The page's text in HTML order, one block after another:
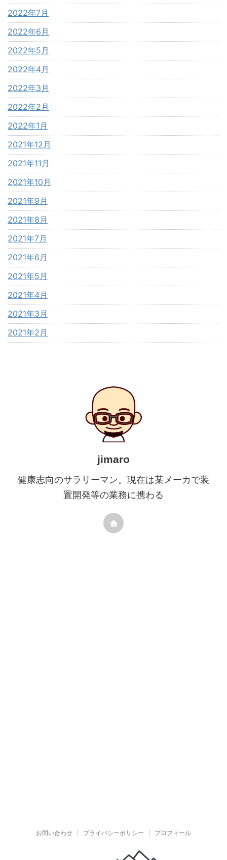
2022年7月
2022年6月
2022年5月
2022年4月
2022年3月
2022年2月
2022年1月
2021年12月
2021年11月
2021年10月
2021年9月
2021年8月
2021年7月
2021年6月
2021年5月
2021年4月
2021年3月
2021年2月
jimaro
健康志向のサラリーマン。現在は某メーカで装
置開発等の業務に携わる
お問い合わせ プライバシーポリシー プロフィール